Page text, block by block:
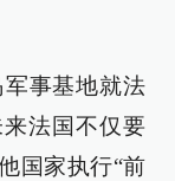
事基地就法
法国不仅要
国家执行“前